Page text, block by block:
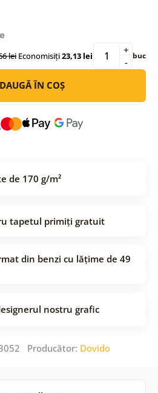
lei Economisiți23,13 lei -
+ buc
ÎN COȘ
de 170 g/m²
tapetul primiți gratuit
din benzi cu lățime de 49
nostru grafic
Producător: Dovido